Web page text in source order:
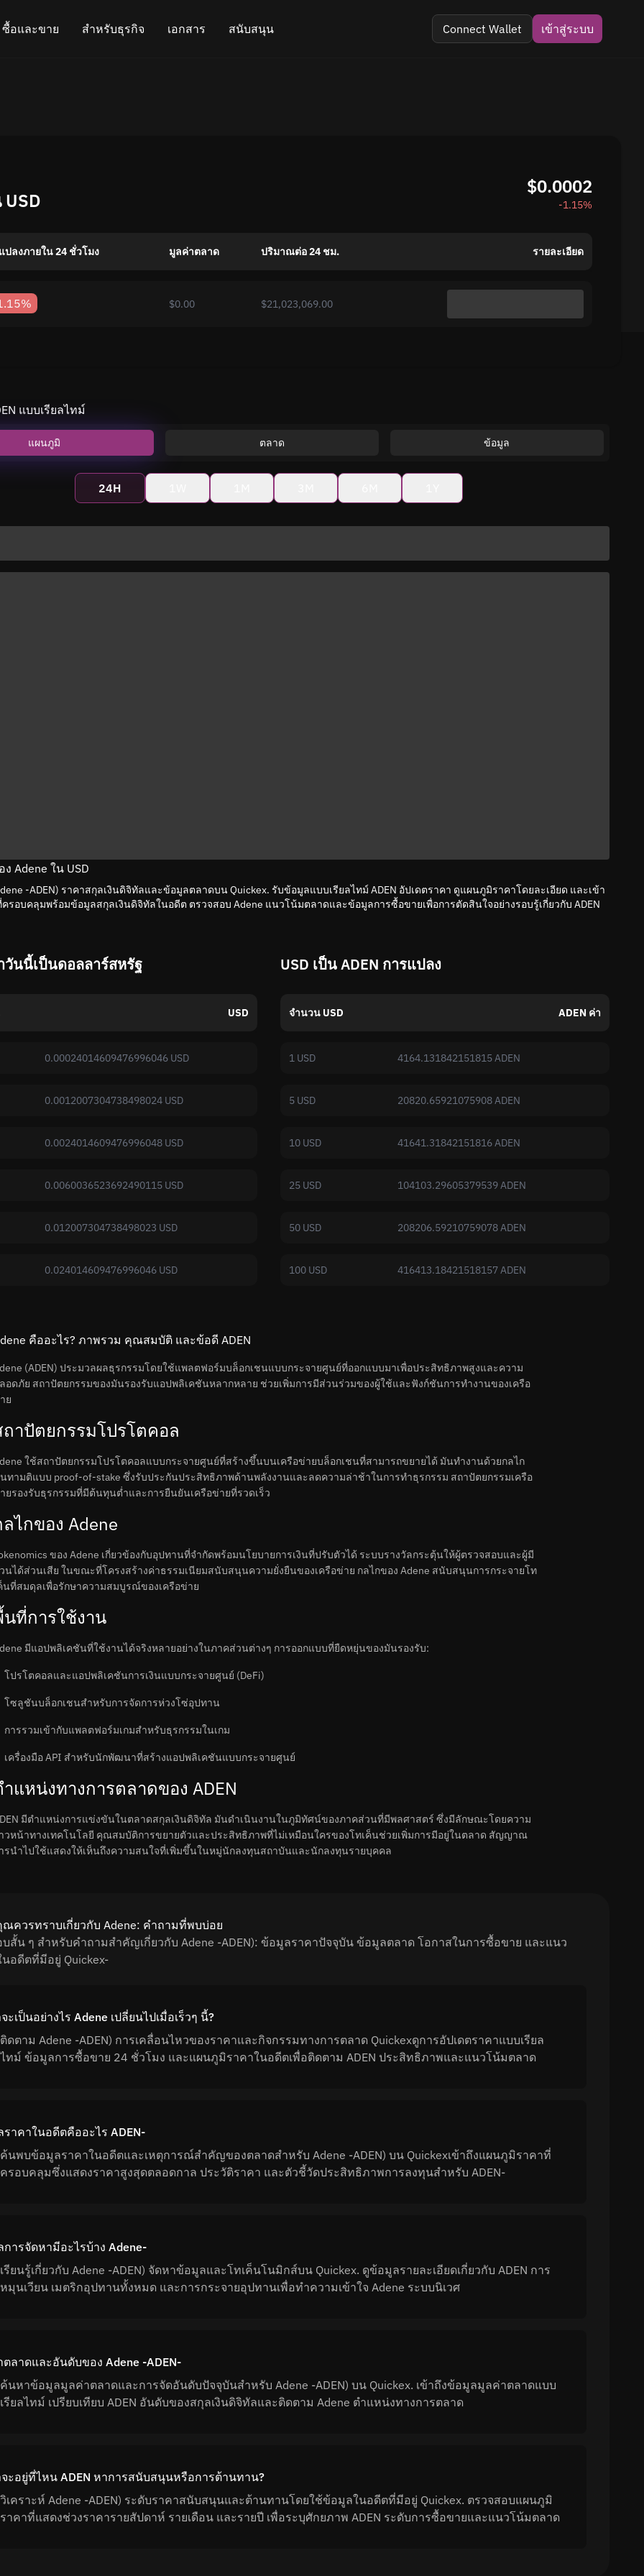
ซื้อและขาย สำหรับธุรกิจ
การลิสต์สินทรัพย์
เอกสาร สนับสนุน Connect Wallet เข้าสู่ระบบ
$0.0002
-1.15%
ปลงภายใน 24 ชั่วโมง มูลค่าตลาด ปริมาณต่อ 24 ชม. รายละเอียด
$0.00 $21,023,069.00
แบบเรียลไทม์
แผนภูมิ ตลาด ข้อมูล
24H
Adene ใน USD
-ADEN) ราคาสกุลเงินดิจิทัลและข้อมูลตลาดบน Quickex. รับข้อมูลแบบเรียลไทม์ ADEN อัปเดตราคา ดูแผนภูมิราคาโดยละเอียด และเข้า
ครอบคลุมพร้อมข้อมูลสกุลเงินดิจิทัลในอดีต ตรวจสอบ Adene แนวโน้มตลาดและข้อมูลการซื้อขายเพื่อการตัดสินใจอย่างรอบรู้เกี่ยวกับ ADEN
วันนี้เป็นดอลลาร์สหรัฐ
USD
0.00024014609476996046 USD
0.0012007304738498024 USD
0.0024014609476996048 USD
0.0060036523692490115 USD
0.012007304738498023 USD
0.024014609476996046 USD
USD เป็น ADEN การแปลง
จำนวน USD ADEN ค่า
1 USD 4164.131842151815 ADEN
5 USD 20820.65921075908 ADEN
10 USD 41641.31842151816 ADEN
25 USD 104103.29605379539 ADEN
50 USD 208206.59210759078 ADEN
100 USD 416413.18421518157 ADEN
คืออะไร? ภาพรวม คุณสมบัติ และข้อดี ADEN
(ADEN) ประมวลผลธุรกรรมโดยใช้แพลตฟอร์มบล็อกเชนแบบกระจายศูนย์ที่ออกแบบมาเพื่อประสิทธิภาพสูงและความ
อดภัย สถาปัตยกรรมของมันรองรับแอปพลิเคชันหลากหลาย ช่วยเพิ่มการมีส่วนร่วมของผู้ใช้และฟังก์ชันการทำงานของเครือ
ย
าปัตยกรรมโปรโตคอล
ใช้สถาปัตยกรรมโปรโตคอลแบบกระจายศูนย์ที่สร้างขึ้นบนเครือข่ายบล็อกเชนที่สามารถขยายได้ มันทำงานด้วยกลไก
ทามติแบบ proof-of-stake ซึ่งรับประกันประสิทธิภาพด้านพลังงานและลดความล่าช้าในการทำธุรกรรม สถาปัตยกรรมเครือ
ยรองรับธุรกรรมที่มีต้นทุนต่ำและการยืนยันเครือข่ายที่รวดเร็ว
ไกของ Adene
ของ Adene เกี่ยวข้องกับอุปทานที่จำกัดพร้อมนโยบายการเงินที่ปรับตัวได้ ระบบรางวัลกระตุ้นให้ผู้ตรวจสอบและผู้มี
นได้ส่วนเสีย ในขณะที่โครงสร้างค่าธรรมเนียมสนับสนุนความยั่งยืนของเครือข่าย กลไกของ Adene สนับสนุนการกระจายโท
นที่สมดุลเพื่อรักษาความสมบูรณ์ของเครือข่าย
ที่การใช้งาน
มีแอปพลิเคชันที่ใช้งานได้จริงหลายอย่างในภาคส่วนต่างๆ การออกแบบที่ยืดหยุ่นของมันรองรับ:
โปรโตคอลและแอปพลิเคชันการเงินแบบกระจายศูนย์ (DeFi)
โซลูชันบล็อกเชนสำหรับการจัดการห่วงโซ่อุปทาน
การรวมเข้ากับแพลตฟอร์มเกมสำหรับธุรกรรมในเกม
เครื่องมือ API สำหรับนักพัฒนาที่สร้างแอปพลิเคชันแบบกระจายศูนย์
แหน่งทางการตลาดของ ADEN
มีตำแหน่งการแข่งขันในตลาดสกุลเงินดิจิทัล มันดำเนินงานในภูมิทัศน์ของภาคส่วนที่มีพลศาสตร์ ซึ่งมีลักษณะโดยความ
วหน้าทางเทคโนโลยี คุณสมบัติการขยายตัวและประสิทธิภาพที่ไม่เหมือนใครของโทเค็นช่วยเพิ่มการมีอยู่ในตลาด สัญญาณ
รนำไปใช้แสดงให้เห็นถึงความสนใจที่เพิ่มขึ้นในหมู่นักลงทุนสถาบันและนักลงทุนรายบุคคล
ควรทราบเกี่ยวกับ Adene: คำถามที่พบบ่อย
สั้น ๆ สำหรับคำถามสำคัญเกี่ยวกับ Adene -ADEN): ข้อมูลราคาปัจจุบัน ข้อมูลตลาด โอกาสในการซื้อขาย และแนว
อดีตที่มีอยู่ Quickex-
ะเป็นอย่างไร Adene เปลี่ยนไปเมื่อเร็วๆ นี้?
ติดตาม Adene -ADEN) การเคลื่อนไหวของราคาและกิจกรรมทางการตลาด Quickexดูการอัปเดตราคาแบบเรียล
ไทม์ ข้อมูลการซื้อขาย 24 ชั่วโมง และแผนภูมิราคาในอดีตเพื่อติดตาม ADEN ประสิทธิภาพและแนวโน้มตลาด
าคาในอดีตคืออะไร ADEN-
ค้นพบข้อมูลราคาในอดีตและเหตุการณ์สำคัญของตลาดสำหรับ Adene -ADEN) บน Quickexเข้าถึงแผนภูมิราคาที่
ครอบคลุมซึ่งแสดงราคาสูงสุดตลอดกาล ประวัติราคา และตัวชี้วัดประสิทธิภาพการลงทุนสำหรับ ADEN-
ารจัดหามีอะไรบ้าง Adene-
เรียนรู้เกี่ยวกับ Adene -ADEN) จัดหาข้อมูลและโทเค็นโนมิกส์บน Quickex. ดูข้อมูลรายละเอียดเกี่ยวกับ ADEN การ
หมุนเวียน เมตริกอุปทานทั้งหมด และการกระจายอุปทานเพื่อทำความเข้าใจ Adene ระบบนิเวศ
ลาดและอันดับของ Adene -ADEN-
ค้นหาข้อมูลมูลค่าตลาดและการจัดอันดับปัจจุบันสำหรับ Adene -ADEN) บน Quickex. เข้าถึงข้อมูลมูลค่าตลาดแบบ
เรียลไทม์ เปรียบเทียบ ADEN อันดับของสกุลเงินดิจิทัลและติดตาม Adene ตำแหน่งทางการตลาด
ะอยู่ที่ไหน ADEN หาการสนับสนุนหรือการต้านทาน?
วิเคราะห์ Adene -ADEN) ระดับราคาสนับสนุนและต้านทานโดยใช้ข้อมูลในอดีตที่มีอยู่ Quickex. ตรวจสอบแผนภูมิ
ราคาที่แสดงช่วงราคารายสัปดาห์ รายเดือน และรายปี เพื่อระบุศักยภาพ ADEN ระดับการซื้อขายและแนวโน้มตลาด